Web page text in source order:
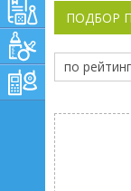
ПОДБОР
по